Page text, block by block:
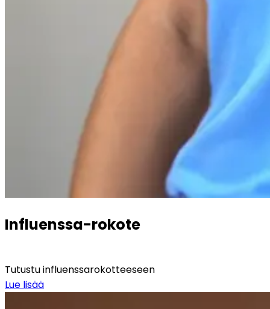
Influenssa-rokote
Tutustu influenssarokotteeseen
Lue lisää